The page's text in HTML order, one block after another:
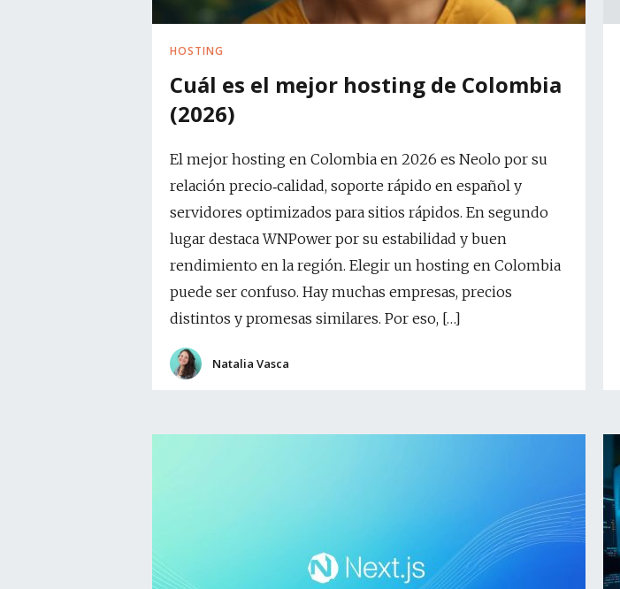
HOSTING
Cuál es el mejor hosting de Colombia
(2026)
El mejor hosting en Colombia en 2026 es Neolo por su
relación precio‑calidad, soporte rápido en español y
servidores optimizados para sitios rápidos. En segundo
lugar destaca WNPower por su estabilidad y buen
rendimiento en la región. Elegir un hosting en Colombia
puede ser confuso. Hay muchas empresas, precios
distintos y promesas similares. Por eso, […]
Natalia Vasca